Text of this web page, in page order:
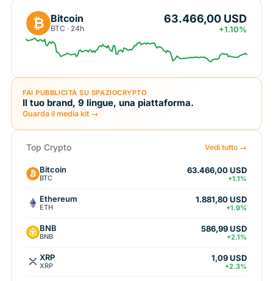
₿ Bitcoin
BTC · 24h
63.466,00 USD
+1.10%
FAI PUBBLICITÀ SU SPAZIOCRYPTO
Il tuo brand, 9 lingue, una piattaforma.
Guarda il media kit →
Top Crypto Vedi tutto →
Bitcoin
BTC
63.466,00 USD
+1.1%
Ethereum
ETH
1.881,80 USD
+1.9%
BNB
BNB
586,99 USD
+2.1%
XRP
XRP
1,09 USD
+2.3%